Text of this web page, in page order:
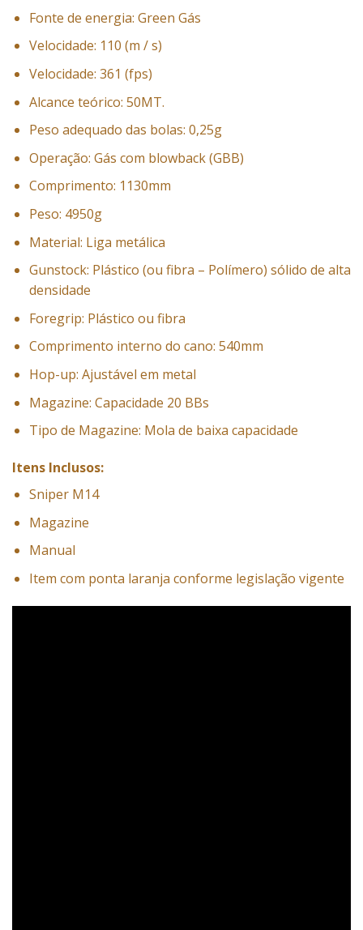
Fonte de energia: Green Gás
Velocidade: 110 (m / s)
Velocidade: 361 (fps)
Alcance teórico: 50MT.
Peso adequado das bolas: 0,25g
Operação: Gás com blowback (GBB)
Comprimento: 1130mm
Peso: 4950g
Material: Liga metálica
Gunstock: Plástico (ou fibra – Polímero) sólido de alta
densidade
Foregrip: Plástico ou fibra
Comprimento interno do cano: 540mm
Hop-up: Ajustável em metal
Magazine: Capacidade 20 BBs
Tipo de Magazine: Mola de baixa capacidade
Itens Inclusos:
Sniper M14
Magazine
Manual
Item com ponta laranja conforme legislação vigente